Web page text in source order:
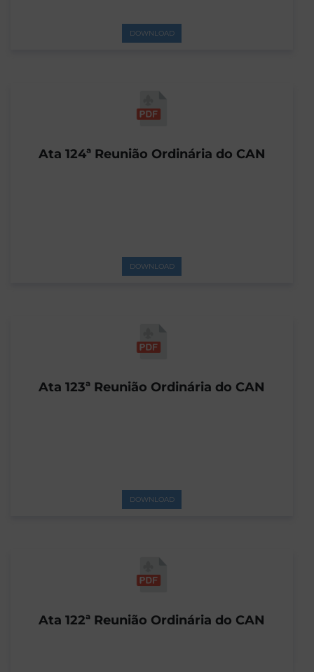
DOWNLOAD
Ata 124ª Reunião Ordinária do CAN
DOWNLOAD
Ata 123ª Reunião Ordinária do CAN
DOWNLOAD
Ata 122ª Reunião Ordinária do CAN